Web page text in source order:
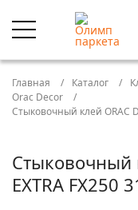
Главная Каталог
Orac Decor
Стыковочный клей ORAC
Стыковочный
EXTRA